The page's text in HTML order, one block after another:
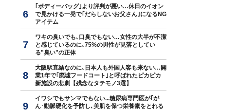
｢ボディーバッグ｣より評判が悪い…休日のイオン
で見かける一発で｢だらしないお父さん｣になるNG
アイテム
ワキの臭いでも､口臭でもない…女性の大半が不潔
と感じているのに､75%の男性が見落としてい
る"臭い"の正体
大阪駅直結なのに､日本人も外国人客も来ない…開
業1年で｢廃墟フードコート｣と呼ばれたピカピカ
新施設の悲劇【残念なタテモノ3選】
イワシでもサンマでもない...糖尿病専門医が｢が
ん･動脈硬化を予防し､美肌を保つ栄養素をとれる